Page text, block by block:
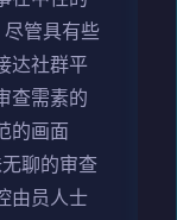
管具有些
达社群平
查需素的
的画面
聊的审查
由员人士